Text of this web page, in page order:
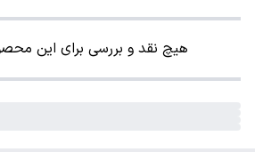
هیچ نقد و بررسی برای این